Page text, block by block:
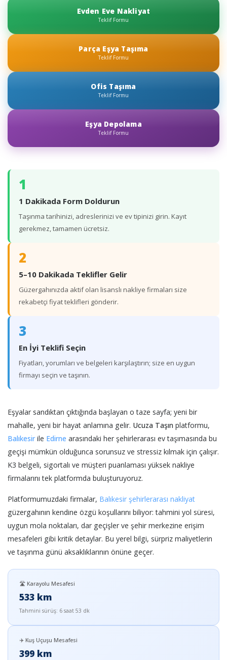
Evden Eve Nakliyat
Teklif Formu
Parça Eşya Taşıma
Teklif Formu
Ofis Taşıma
Teklif Formu
Eşya Depolama
Teklif Formu
1
1 Dakikada Form Doldurun
Taşınma tarihinizi, adreslerinizi ve ev tipinizi girin. Kayıt
gerekmez, tamamen ücretsiz.
2
5–10 Dakikada Teklifler Gelir
Güzergahınızda aktif olan lisanslı nakliye firmaları size
rekabetçi fiyat teklifleri gönderir.
3
En İyi Teklifi Seçin
Fiyatları, yorumları ve belgeleri karşılaştırın; size en uygun
firmayı seçin ve taşının.
Eşyalar sandıktan çıktığında başlayan o taze sayfa; yeni bir
mahalle, yeni bir hayat anlamına gelir. Ucuza Taşın platformu,
Balıkesirile Edirne arasındaki her şehirlerarası ev taşımasında bu
geçişi mümkün olduğunca sorunsuz ve stressiz kılmak için çalışır.
K3 belgeli, sigortalı ve müşteri puanlaması yüksek nakliye
firmalarını tek platformda buluşturuyoruz.
Platformumuzdaki firmalar, Balıkesir şehirlerarası nakliyat
güzergahının kendine özgü koşullarını biliyor: tahmini yol süresi,
uygun mola noktaları, dar geçişler ve şehir merkezine erişim
mesafeleri gibi kritik detaylar. Bu yerel bilgi, sürpriz maliyetlerin
ve taşınma günü aksaklıklarının önüne geçer.
🛣️ Karayolu Mesafesi
533 km
Tahmini sürüş: 6 saat 53 dk
✈️ Kuş Uçuşu Mesafesi
399 km